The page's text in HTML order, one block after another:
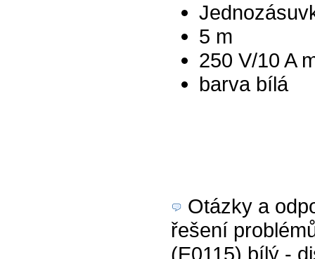
5 m
250 V/10 A
barva bílá
Otázky a
řešení
(E0115) bílý -